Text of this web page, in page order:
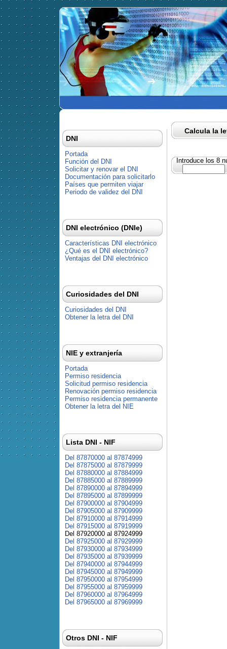
Calcula la
Introduce los 8
DNI
Portada
Función del DNI
Solicitar y renovar el DNI
Documentación para solicitarlo
Países que permiten viajar
Periodo de validez del DNI
DNI electrónico (DNIe)
Características DNI electrónico
¿Qué es el DNI electrónico?
Ventajas del DNI electrónico
Curiosidades del DNI
Curiosidades del DNI
Obtener la letra del DNI
NIE y extranjería
Portada
Permiso residencia
Solicitud permiso residencia
Renovación permiso residencia
Permiso residencia permanente
Obtener la letra del NIE
Lista DNI - NIF
Del 87870000 al 87874999
Del 87875000 al 87879999
Del 87880000 al 87884999
Del 87885000 al 87889999
Del 87890000 al 87894999
Del 87895000 al 87899999
Del 87900000 al 87904999
Del 87905000 al 87909999
Del 87910000 al 87914999
Del 87915000 al 87919999
Del 87920000 al 87924999
Del 87925000 al 87929999
Del 87930000 al 87934999
Del 87935000 al 87939999
Del 87940000 al 87944999
Del 87945000 al 87949999
Del 87950000 al 87954999
Del 87955000 al 87959999
Del 87960000 al 87964999
Del 87965000 al 87969999
Otros DNI - NIF